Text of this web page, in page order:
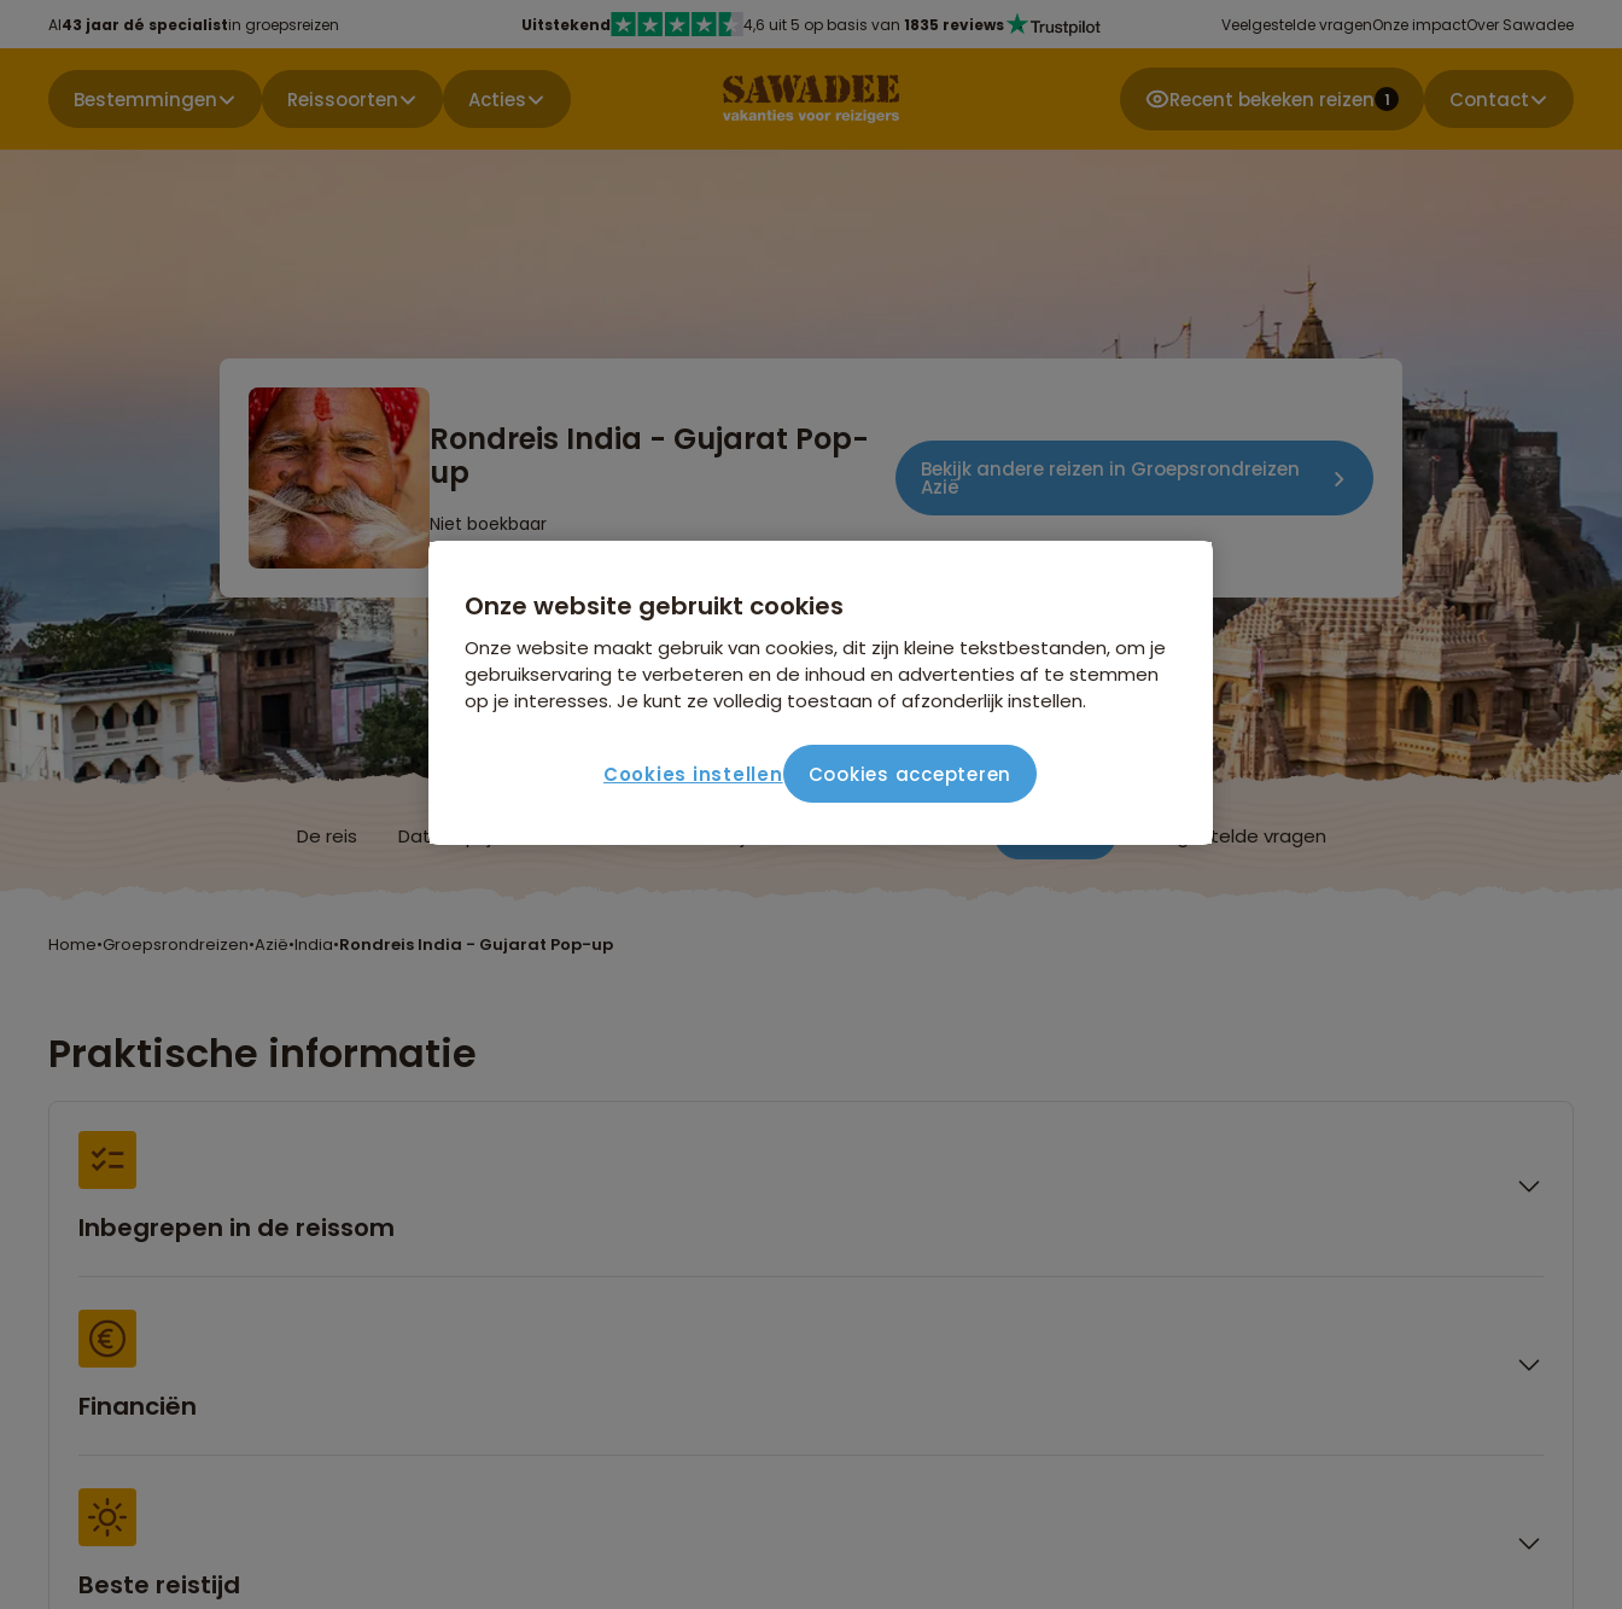
Al43 jaar dé specialistin groepsreizen Uitstekend 4,6 uit 5 op basis van 1835 reviews Veelgestelde vragenOnze impactOver Sawadee
Bestemmingen Reissoorten Acties Recent bekeken reizen 1 Contact
Rondreis India - Gujarat Pop-
up
Niet boekbaar
Bekijk andere reizen in Groepsrondreizen
Azië
De reis Data & prijzen Veelgestelde vragen
Home•Groepsrondreizen•Azië•India•Rondreis India - Gujarat Pop-up
Praktische informatie
Inbegrepen in de reissom
Financiën
Beste reistijd
Onze website gebruikt cookies
Onze website maakt gebruik van cookies, dit zijn kleine tekstbestanden, om je
gebruikservaring te verbeteren en de inhoud en advertenties af te stemmen
op je interesses. Je kunt ze volledig toestaan of afzonderlijk instellen.
Cookies instellen Cookies accepteren